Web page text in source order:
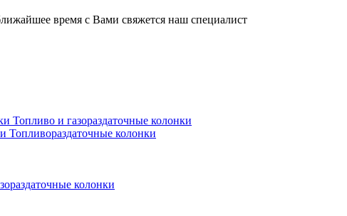
время с Вами свяжется наш специалист
Топливо и газораздаточные колонки
Топливораздаточные колонки
колонки